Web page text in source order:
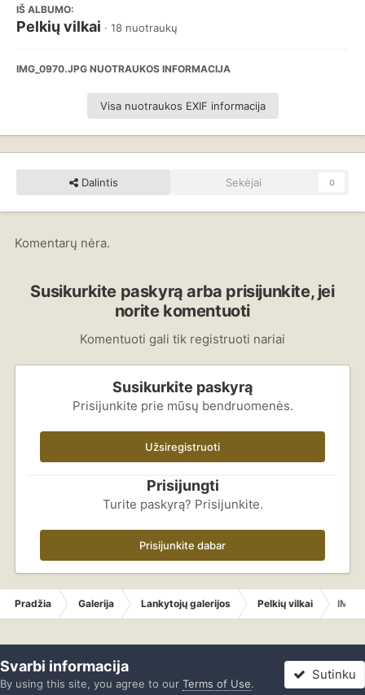
IŠ ALBUMO:
Pelkių vilkai · 18 nuotraukų
IMG_0970.JPG NUOTRAUKOS INFORMACIJA
Visa nuotraukos EXIF informacija
Dalintis Sekėjai 0
Komentarų nėra.
Susikurkite paskyrą arba prisijunkite, jei
norite komentuoti
Komentuoti gali tik registruoti nariai
Susikurkite paskyrą
Prisijunkite prie mūsų bendruomenės.
Užsiregistruoti
Prisijungti
Turite paskyrą? Prisijunkite.
Prisijunkite dabar
Pradžia Galerija Lankytojų galerijos Pelkių vilkai
Svarbi informacija
By using this site, you agree to our Terms of Use.
Sutinku
Forumas Neskaityta Prisijungti Registracija Daugiau